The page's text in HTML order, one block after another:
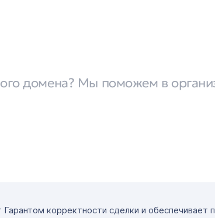
домена? Мы поможем в
корректности сделки и обеспечивает